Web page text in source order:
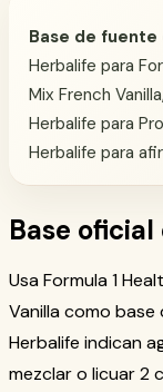
Base de
Herbalife para
Mix French
Herbalife para
Herbalife para
Base oficial
Usa Formula 1
Vanilla como
Herbalife indican
mezclar o licuar 2